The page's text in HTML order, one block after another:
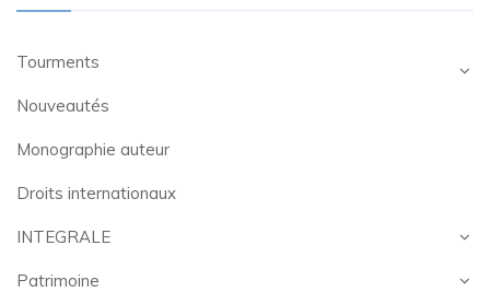
Tourments
Nouveautés
Monographie auteur
Droits internationaux
INTEGRALE
Patrimoine